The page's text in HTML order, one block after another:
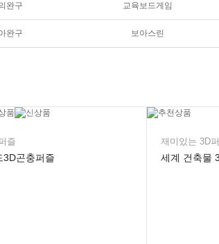
완구 교육보드게임
완구 보아스린
즐
3D곤충퍼즐
재미있는 3D
세계 건축물